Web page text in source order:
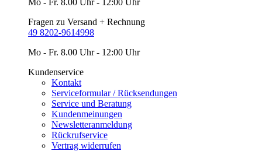
Mo - Fr. 8.00 Uhr - 12:00 Uhr
Fragen zu Versand + Rechnung
49 8202-9614998
Mo - Fr. 8.00 Uhr - 12:00 Uhr
Kundenservice
Kontakt
Serviceformular / Rücksendungen
Service und Beratung
Kundenmeinungen
Newsletteranmeldung
Rückrufservice
Vertrag widerrufen